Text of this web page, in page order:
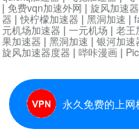
永久免费的上网
| 免费vqn加速外网 | 旋风加速器
器 |快柠檬加速器 | 黑洞加速 |
元机场加速器 | 一元机场 | 老王
果加速器 | 黑洞加速 | 银河加速
旋风加速器度器 | 哔咔漫画 |